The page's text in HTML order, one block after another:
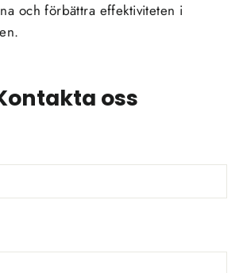
och förbättra effektiviteten i
oss